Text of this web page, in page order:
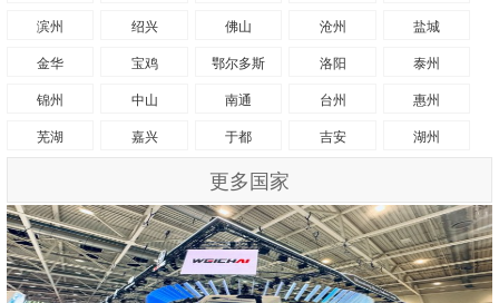
滨州
绍兴 佛山 沧州
盐城
金华
宝鸡 鄂尔多斯 洛阳
泰州
锦州
中山 南通 台州
惠州
芜湖
嘉兴 于都 吉安 湖州
更多国家